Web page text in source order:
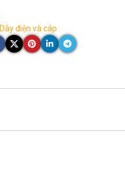
Dây điện và cáp